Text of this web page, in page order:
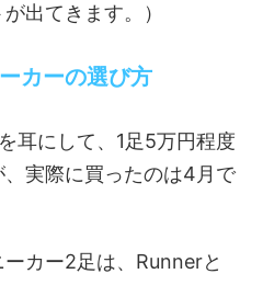
出てきます。）
カーの選び方
耳にして、1足5万円程度
実際に買ったのは4月で
カー2足は、Runnerと